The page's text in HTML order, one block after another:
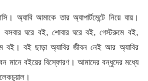
অ্যাবি আমাকে তার অ্যাপার্টমেন্টে নিয়ে যায়।
ঘরে বই, শোবার ঘরে বই, গেস্টরুমে বই,
বই। বই ছাড়া অ্যাবির জীবন নেই আর অ্যাবির
মানে বইয়ের বিস্ফোরণ। আমাদের বন্ধুদের মধ্যে